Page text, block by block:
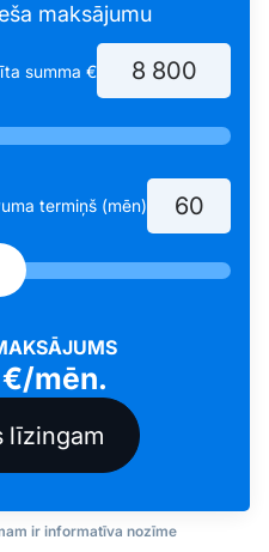
maksājumu
summa €
termiņš (mēn)
€/mēn.
ir informatīva nozīme